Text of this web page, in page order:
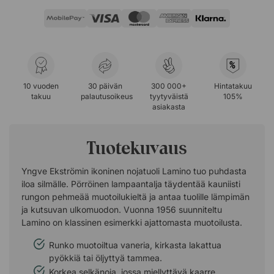
10 vuoden
takuu
30 päivän
palautusoikeus
300 000+
tyytyväistä
asiakasta
%
Hintatakuu
105%
Tuotekuvaus
Yngve Ekströmin ikoninen nojatuoli Lamino tuo puhdasta
iloa silmälle. Pörröinen lampaantalja täydentää kauniisti
rungon pehmeää muotoilukieltä ja antaa tuolille lämpimän
ja kutsuvan ulkomuodon. Vuonna 1956 suunniteltu
Lamino on klassinen esimerkki ajattomasta muotoilusta.
Runko muotoiltua vaneria, kirkasta lakattua
pyökkiä tai öljyttyä tammea.
Korkea selkänoja, jossa miellyttävä kaarre